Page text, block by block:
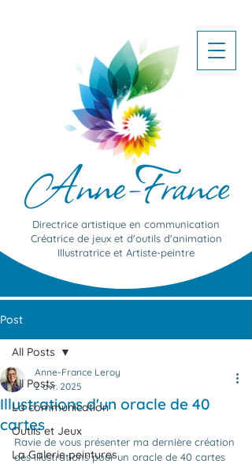
Directrice artistique en communication
Créatrice de jeux et d'outils d'animation
Illustratrice et Artiste-peintre
Post
All Posts
La communication
Outils et Jeux
La Galerie peintures
All Posts
Illustrations d'un oracle de 40
cartes
Anne-France Leroy
2 avr. 2025
Ravie de vous présenter ma dernière création
des illustrations pour un oracle de 40 cartes